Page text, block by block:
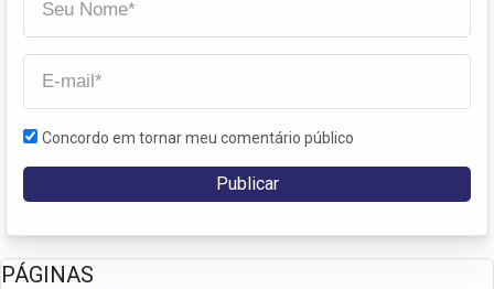
Concordo em tornar meu comentário público
PÁGINAS